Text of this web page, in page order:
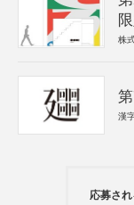
株
漢
応募さ